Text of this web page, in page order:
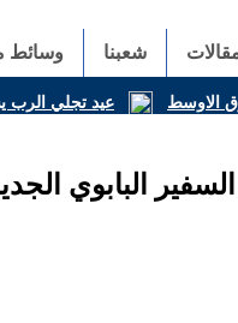
شعبنا وسائط
الاوسط عيد تجلي الرب
البابوي